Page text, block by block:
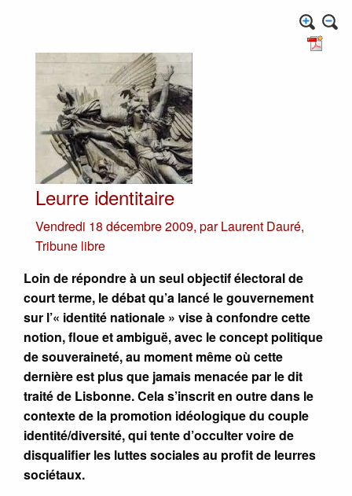
Leurre identitaire
Vendredi 18 décembre 2009, parLaurent Dauré,
Tribune libre
Loin de répondre à un seul objectif électoral de
court terme, le débat qu’a lancé le gouvernement
sur l’« identité nationale » vise à confondre cette
notion, floue et ambiguë, avec le concept politique
de souveraineté, au moment même où cette
dernière est plus que jamais menacée par le dit
traité de Lisbonne. Cela s’inscrit en outre dans le
contexte de la promotion idéologique du couple
identité/diversité, qui tente d’occulter voire de
disqualifier les luttes sociales au profit de leurres
sociétaux.